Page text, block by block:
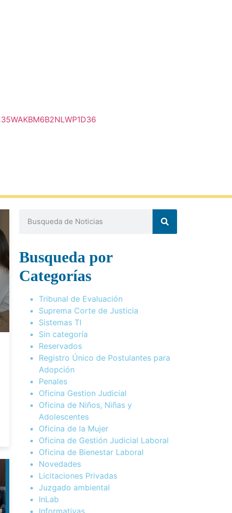
Busqueda por
Categorías
Tribunal de Evaluación
Suprema Corte de Justicia
Sistemas TI
Sin categoría
Reservados
Registro Único de Postulantes para
Adopción
Penales
Oficina Gestion Judicial
Oficina de Niños, Niñas y
Adolescentes
Oficina de la Mujer
Oficina de Gestión Judicial Laboral
Oficina de Bienestar Laboral
Novedades
Licitaciones Privadas
Juzgado ambiental
InLab
Informativas